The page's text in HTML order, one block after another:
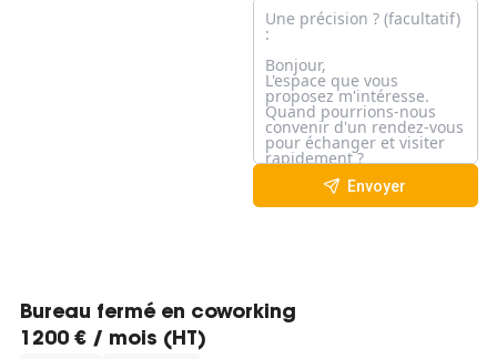
Envoyer
Bureau fermé en coworking
1200 € / mois (HT)